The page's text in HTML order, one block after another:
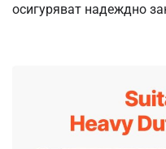
осигуряват надеждно